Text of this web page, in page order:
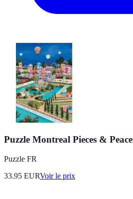
Puzzle Montreal Pieces & Peace
Puzzle FR
33.95 EURVoir le prix